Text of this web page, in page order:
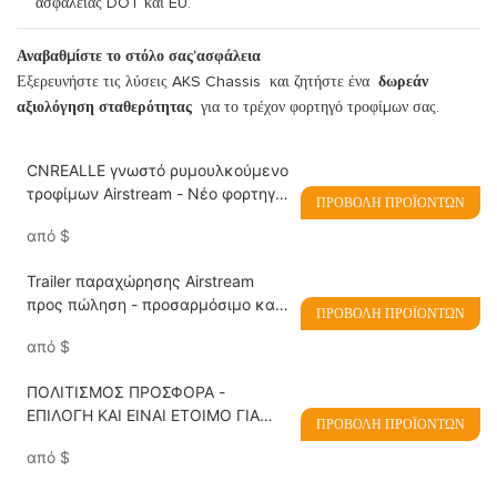
ασφαλείας DOT και EU.
Αναβαθμίστε το στόλο σας’ασφάλεια
Εξερευνήστε τις λύσεις AKS Chassis
και ζητήστε ένα δωρεάν
αξιολόγηση σταθερότητας για το τρέχον φορτηγό τροφίμων σας.
CNREALLE γνωστό ρυμουλκούμενο
τροφίμων Airstream - Νέο φορτηγό
από $
ΠΡΟΒΟΛΉ ΠΡΟΪΌΝΤΩΝ
Trailer παραχώρησης Airstream
προς πώληση - προσαρμόσιμο και
από $
ΠΡΟΒΟΛΉ ΠΡΟΪΌΝΤΩΝ
ΠΟΛΙΤΙΣΜΟΣ ΠΡΟΣΦΟΡΑ -
ΕΠΙΛΟΓΗ ΚΑΙ ΕΙΝΑΙ ΕΤΟΙΜΟ ΓΙΑ
από $
ΠΡΟΒΟΛΉ ΠΡΟΪΌΝΤΩΝ